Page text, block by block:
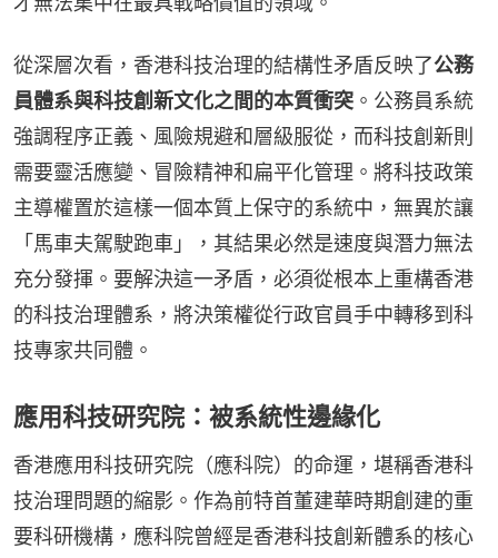
從深層次看，香港科技治理的結構性矛盾反映了公務
員體系與科技創新文化之間的本質衝突 。公務員系統
強調程序正義、風險規避和層級服從，而科技創新則
需要靈活應變、冒險精神和扁平化管理。將科技政策
主導權置於這樣一個本質上保守的系統中，無異於讓
「馬車夫駕駛跑車」，其結果必然是速度與潛力無法
充分發揮。要解決這一矛盾，必須從根本上重構香港
的科技治理體系，將決策權從行政官員手中轉移到科
技專家共同體。
應用科技研究院：被系統性邊緣化
香港應用科技研究院（應科院）的命運，堪稱香港科
技治理問題的縮影。作為前特首董建華時期創建的重
要科研機構，應科院曾經是香港科技創新體系的核心